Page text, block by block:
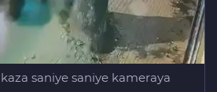
saniye saniye kameraya